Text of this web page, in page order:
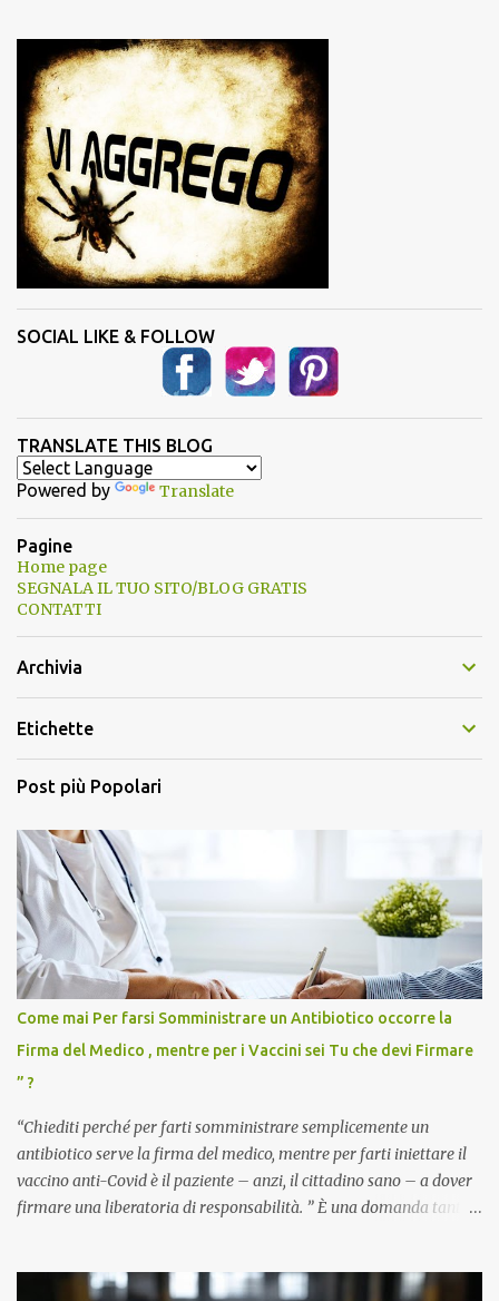
n
t
i
SOCIAL LIKE & FOLLOW
TRANSLATE THIS BLOG
Powered by Translate
Pagine
Home page
SEGNALA IL TUO SITO/BLOG GRATIS
CONTATTI
Archivia
Etichette
Post più Popolari
Come mai Per farsi Somministrare un Antibiotico occorre la
Firma del Medico , mentre per i Vaccini sei Tu che devi Firmare
” ?
“Chiediti perché per farti somministrare semplicemente un
antibiotico serve la firma del medico, mentre per farti iniettare il
vaccino anti-Covid è il paziente – anzi, il cittadino sano – a dover
firmare una liberatoria di responsabilità. ” È una domanda tanto
pandemia. Un interrogativo che dovrebbe scuotere chiunque abbia